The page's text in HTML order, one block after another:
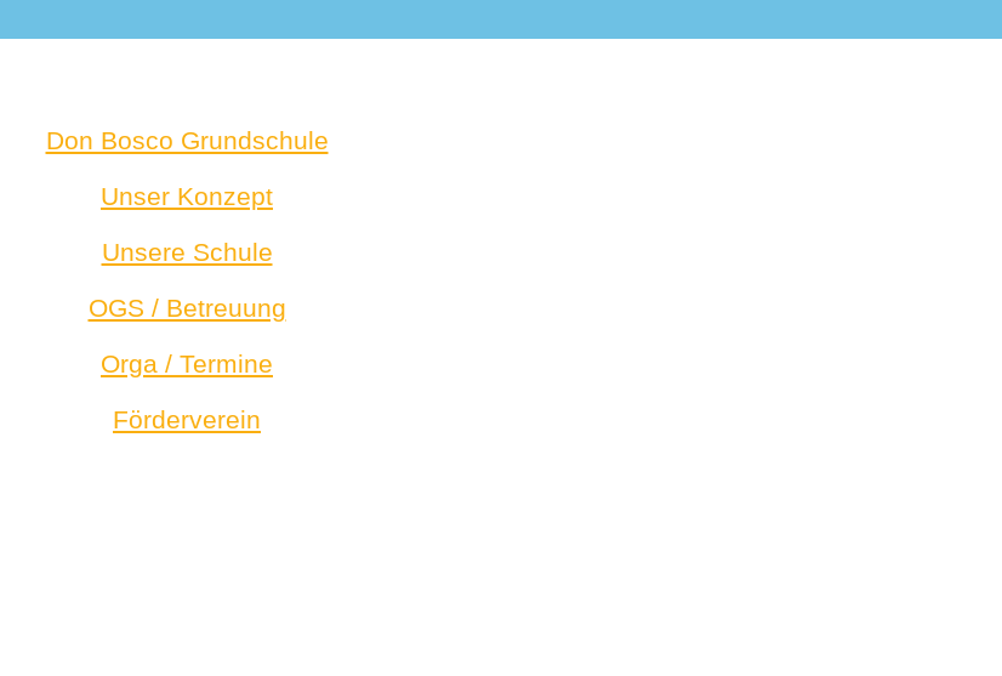
Don Bosco Grundschule
Unser Konzept
Unsere Schule
OGS / Betreuung
Orga / Termine
Förderverein